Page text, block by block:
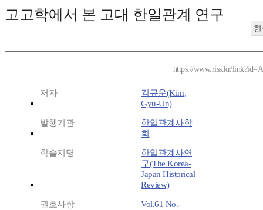
고고학에서 본 고대 한일관계 연구
https://www.riss.kr/
저자
김규운(Kim,
Gyu-Un)
발행기관
한일관계사학
회
학술지명
한일관계사연
구(The Korea-
Japan Historical
Review)
권호사항
Vol.61 No.-